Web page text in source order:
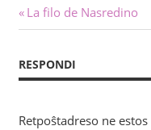
Navigado
afiŝoj
Antaŭa
afiŝo:
La filo de Nasredino
RESPONDI
Retpoŝtadreso ne